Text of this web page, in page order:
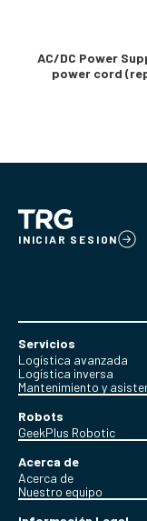
AC/DC Power
power cord
INICIAR SESION
Servicios
Logística avanzada
Logística inversa
Mantenimiento y
Robots
GeekPlus Robotic
Acerca de
Acerca de
Nuestro equipo